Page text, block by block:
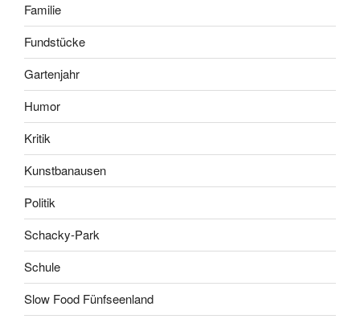
Familie
Fundstücke
Gartenjahr
Humor
Kritik
Kunstbanausen
Politik
Schacky-Park
Schule
Slow Food Fünfseenland